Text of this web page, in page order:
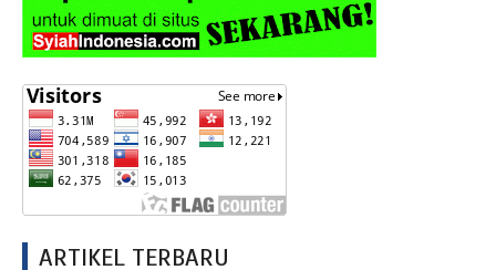
ARTIKEL TERBARU